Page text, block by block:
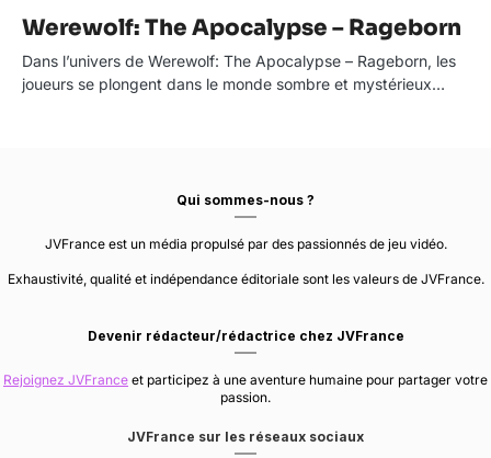
Werewolf: The Apocalypse – Rageborn
Dans l’univers de Werewolf: The Apocalypse – Rageborn, les
joueurs se plongent dans le monde sombre et mystérieux…
Qui sommes-nous ?
JVFrance est un média propulsé par des passionnés de jeu vidéo.
Exhaustivité, qualité et indépendance éditoriale sont les valeurs de JVFrance.
Devenir rédacteur/rédactrice chez JVFrance
Rejoignez JVFrance et participez à une aventure humaine pour partager votre
passion.
JVFrance sur les réseaux sociaux